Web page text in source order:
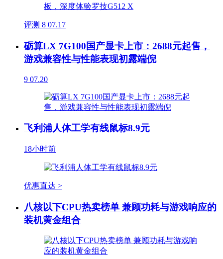
评测 8 07.17
砺算LX 7G100国产显卡上市：2688元起售，
游戏兼容性与性能表现初露端倪
9 07.20
飞利浦人体工学有线鼠标8.9元
18小时前
优惠直达 >
八核以下CPU热卖榜单 兼顾功耗与游戏响应的
装机黄金组合